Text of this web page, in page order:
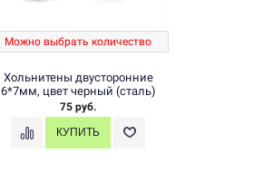
Можно выбрать количество
Хольнитены двусторонние
6*7мм, цвет черный (сталь)
75 руб.